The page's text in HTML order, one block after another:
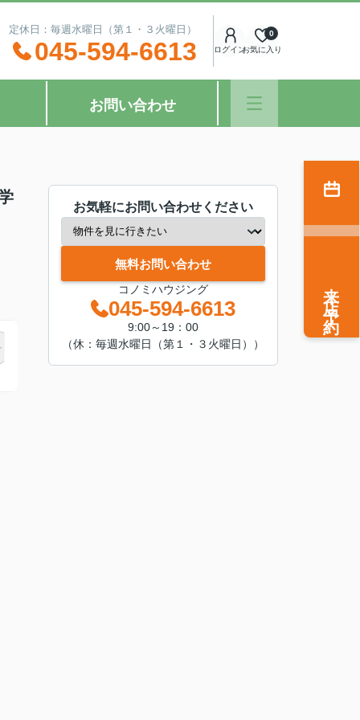
休日：毎週水曜日（第１・３火曜日）
045-594-6613 ログインお気に入り
0
お問い合わせ
お気軽にお問い合わせください
無料お問い合わせ
コノミハウジング
045-594-6613
9:00～19：00
（休：毎週水曜日（第１・３火曜日））
来店予約